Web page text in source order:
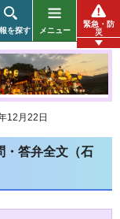
を探す メニュー
緊急・防
災
12月22日
・答弁全文（石